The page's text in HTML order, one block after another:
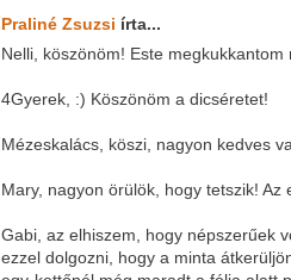
Praliné Zsuzsi írta...
Nelli, köszönöm! Este
4Gyerek, :) Köszönöm a dicséretet!
Mézeskalács, köszi, nagyon kedves
Mary, nagyon örülök, hogy tetszik!
Gabi, az elhiszem, hogy népszerűek
ezzel dolgozni, hogy a minta